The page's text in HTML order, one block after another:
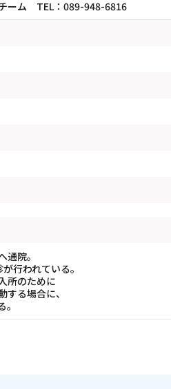
ーム TEL：089-948-6816
院。
行われている。
所のために
る場合に、